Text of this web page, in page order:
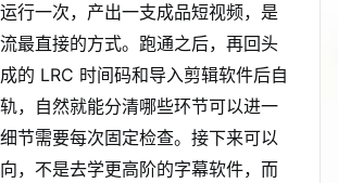
行一次，产出一支成品短视频，是
最直接的方式。跑通之后，再回头
的 LRC 时间码和导入剪辑软件后自
，自然就能分清哪些环节可以进一
节需要每次固定检查。接下来可以
，不是去学更高阶的字幕软件，而